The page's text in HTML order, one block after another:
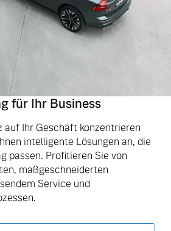
für Ihr Business
auf Ihr Geschäft konzentrieren
intelligente Lösungen an, die
passen. Profitieren Sie von
maßgeschneiderten
Service und